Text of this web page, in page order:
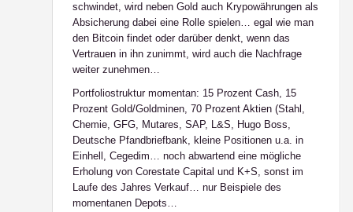
schwindet, wird neben Gold auch Krypowährungen als
Absicherung dabei eine Rolle spielen… egal wie man
den Bitcoin findet oder darüber denkt, wenn das
Vertrauen in ihn zunimmt, wird auch die Nachfrage
weiter zunehmen…
Portfoliostruktur momentan: 15 Prozent Cash, 15
Prozent Gold/Goldminen, 70 Prozent Aktien (Stahl,
Chemie, GFG, Mutares, SAP, L&S, Hugo Boss,
Deutsche Pfandbriefbank, kleine Positionen u.a. in
Einhell, Cegedim… noch abwartend eine mögliche
Erholung von Corestate Capital und K+S, sonst im
Laufe des Jahres Verkauf… nur Beispiele des
momentanen Depots…